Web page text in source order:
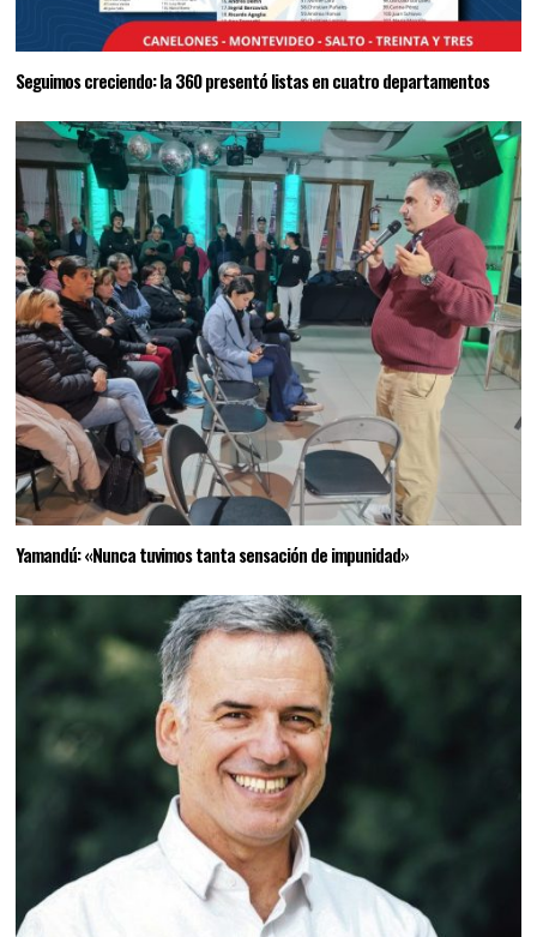
Seguimos creciendo: la 360 presentó listas en cuatro departamentos
Yamandú: «Nunca tuvimos tanta sensación de impunidad»